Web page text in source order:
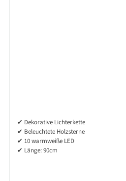
✔ Dekorative Lichterkette
✔ Beleuchtete Holzsterne
✔ 10 warmweiße LED
✔ Länge: 90cm